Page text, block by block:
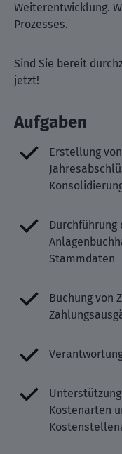
Weiterentwicklung.
Prozesses.
Sind Sie bereit
jetzt!
Aufgaben
Erstellung
Durchführung
Stammdaten
Buchung von
Kostenarten